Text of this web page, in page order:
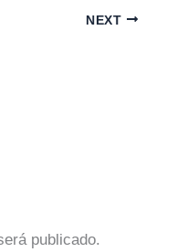
NEXT
publicado.